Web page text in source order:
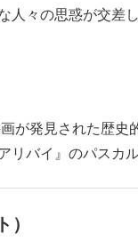
々の思惑が交差し
が発見された歴史
リバイ』のパスカ
）